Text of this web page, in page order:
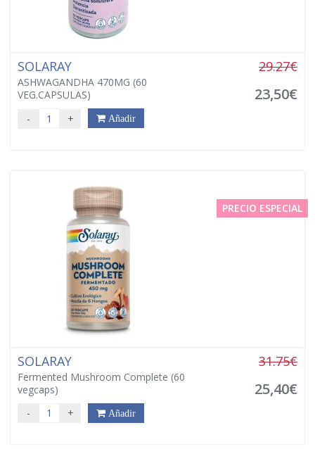
SOLARAY
ASHWAGANDHA 470MG (60
VEG.CAPSULAS)
29.27€
23,50€
- + Añadir
PRECIO ESPECIAL
SOLARAY
Fermented Mushroom Complete (60
vegcaps)
31.75€
25,40€
- + Añadir